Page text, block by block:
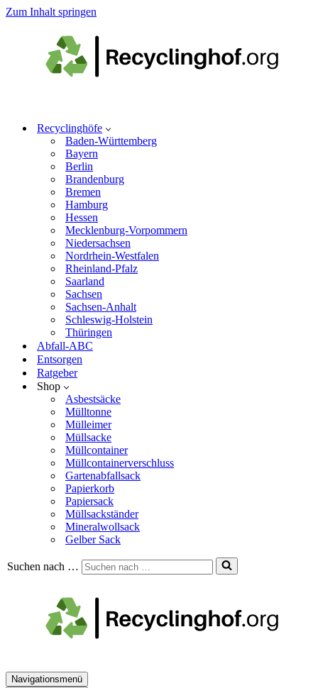
Zum Inhalt springen
Recyclinghöfe
Baden-Württemberg
Bayern
Berlin
Brandenburg
Bremen
Hamburg
Hessen
Mecklenburg-Vorpommern
Niedersachsen
Nordrhein-Westfalen
Rheinland-Pfalz
Saarland
Sachsen
Sachsen-Anhalt
Schleswig-Holstein
Thüringen
Abfall-ABC
Entsorgen
Ratgeber
Shop
Asbestsäcke
Mülltonne
Mülleimer
Müllsacke
Müllcontainer
Müllcontainerverschluss
Gartenabfallsack
Papierkorb
Papiersack
Müllsackständer
Mineralwollsack
Gelber Sack
Suchen nach …
Navigationsmenü